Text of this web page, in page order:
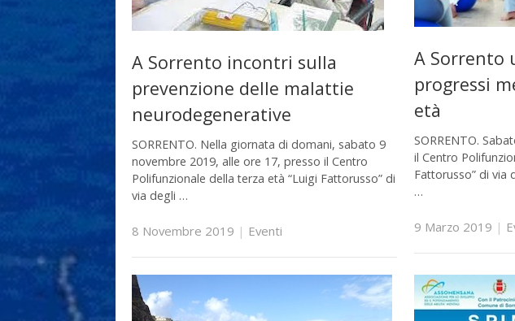
A Sorrento incontri sulla
prevenzione delle malattie
neurodegenerative
SORRENTO. Nella giornata di domani, sabato 9
novembre 2019, alle ore 17, presso il Centro
Polifunzionale della terza età “Luigi Fattorusso” di
via degli …
8 Novembre 2019 | Eventi
A Sorrento
progressi
età
SORRENTO.
il Centro
Fattorusso” di via
…
9 Marzo 2019 |